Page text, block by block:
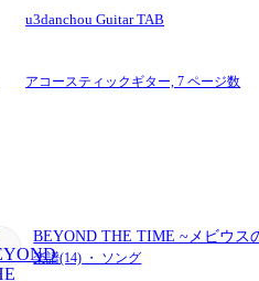
u3danchou Guitar TAB
アコースティックギター,7 ページ数
BEYOND THE TIME ~メビウス
を越えて~
楽譜(14) ・ ソング